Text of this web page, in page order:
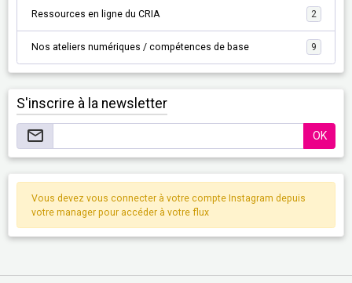
Ressources en ligne du CRIA 2
Nos ateliers numériques / compétences de base 9
S'inscrire à la newsletter
OK
Vous devez vous connecter à votre compte Instagram depuis
votre manager pour accéder à votre flux